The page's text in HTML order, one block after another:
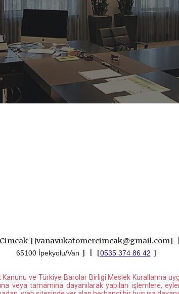
] [vanavukatomercimcak@gmail.com] |
65100 İpekyolu/Van ] [0535 374 86 42 ]
ve Türkiye Barolar Birliği Meslek Kurallarına
veya tamamına dayanılarak yapılan işlemlere,